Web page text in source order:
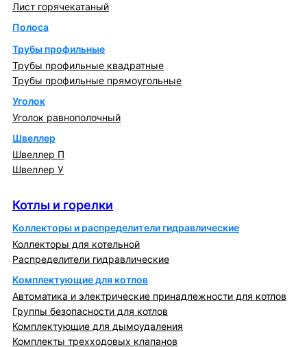
Лист горячекатаный
Полоса
Трубы профильные
Трубы профильные квадратные
Трубы профильные прямоугольные
Уголок
Уголок равнополочный
Швеллер
Швеллер П
Швеллер У
Котлы и горелки
Коллекторы и распределители гидравлические
Коллекторы для котельной
Распределители гидравлические
Комплектующие для котлов
Автоматика и электрические принадлежности для котлов
Группы безопасности для котлов
Комплектующие для дымоудаления
Комплекты трехходовых клапанов